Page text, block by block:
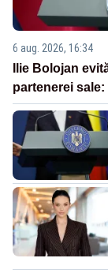
6 aug. 2026, 16:34
Ilie Bolojan
partenerei